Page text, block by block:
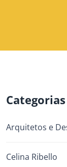
Categorias
Arquitetos e
Celina Ribello